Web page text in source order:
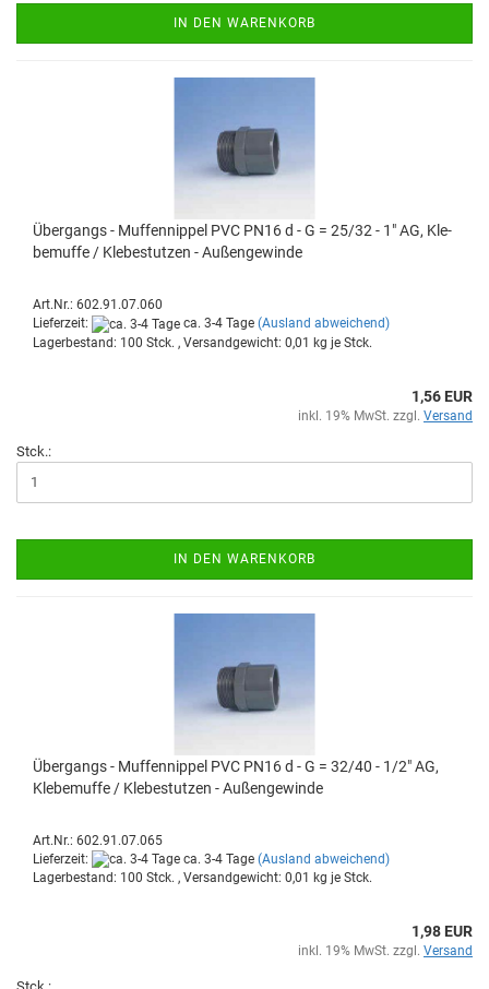
IN DEN WARENKORB
Über­gangs - Muf­fen­nip­pel PVC PN16 d - G = 25/32 - 1" AG, Kle­
be­muf­fe / Kle­be­stut­zen - Au­ßen­ge­win­de
Art.Nr.: 602.91.07.060
Lieferzeit:
ca. 3-4 Tage (Ausland abweichend)
Lagerbestand: 100 Stck. , Versandgewicht: 0,01 kg je Stck.
1,56 EUR
inkl. 19% MwSt. zzgl. Versand
Stck.:
IN DEN WARENKORB
Über­gangs - Muf­fen­nip­pel PVC PN16 d - G = 32/40 - 1/2" AG,
Kle­be­muf­fe / Kle­be­stut­zen - Au­ßen­ge­win­de
Art.Nr.: 602.91.07.065
Lieferzeit:
ca. 3-4 Tage (Ausland abweichend)
Lagerbestand: 100 Stck. , Versandgewicht: 0,01 kg je Stck.
1,98 EUR
inkl. 19% MwSt. zzgl. Versand